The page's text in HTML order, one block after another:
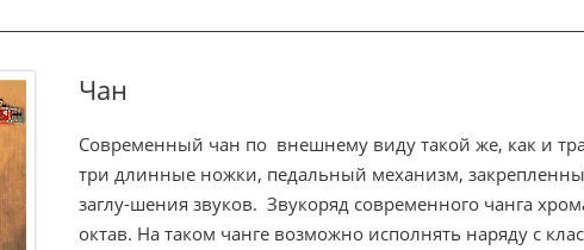
Чан
Современный чан по внешнему виду такой же, как и
три длинные ножки, педальный механизм,
заглу-шения звуков. Звукоряд современного чанга
октав. На таком чанге возможно исполнять наряду с